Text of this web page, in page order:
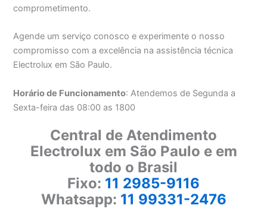
comprometimento.
Agende um serviço conosco e experimente o nosso
compromisso com a excelência na assistência técnica
Electrolux em São Paulo.
Horário de Funcionamento: Atendemos de Segunda a
Sexta-feira das 08:00 as 1800
Central de Atendimento
Electrolux em São Paulo e em
todo o Brasil
Fixo: 11 2985-9116
Whatsapp: 11 99331-2476